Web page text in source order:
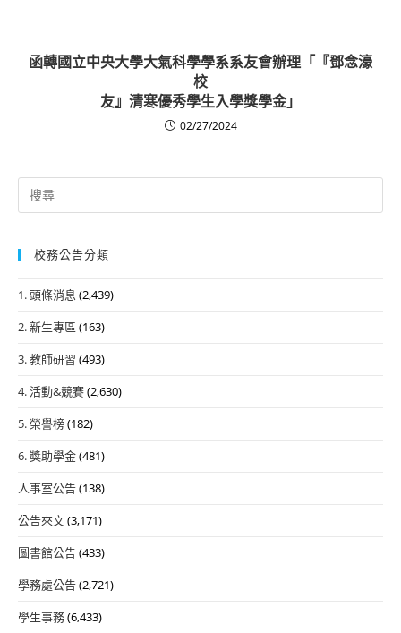
函轉國立中央大學大氣科學學系系友會辦理「『鄧念濠
校
友』清寒優秀學生入學獎學金」
02/27/2024
Search
for:
校務公告分類
1. 頭條消息 (2,439)
2. 新生專區 (163)
3. 教師研習 (493)
4. 活動&競賽(2,630)
5. 榮譽榜(182)
6. 獎助學金(481)
人事室公告(138)
公告來文(3,171)
圖書館公告(433)
學務處公告(2,721)
學生事務(6,433)